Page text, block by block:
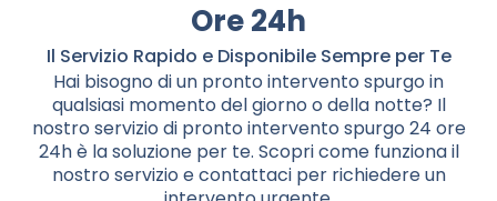
Ore 24h
Il Servizio Rapido e Disponibile Sempre per Te
Hai bisogno di un pronto intervento spurgo in
qualsiasi momento del giorno o della notte? Il
nostro servizio di pronto intervento spurgo 24 ore
24h è la soluzione per te. Scopri come funziona il
nostro servizio e contattaci per richiedere un